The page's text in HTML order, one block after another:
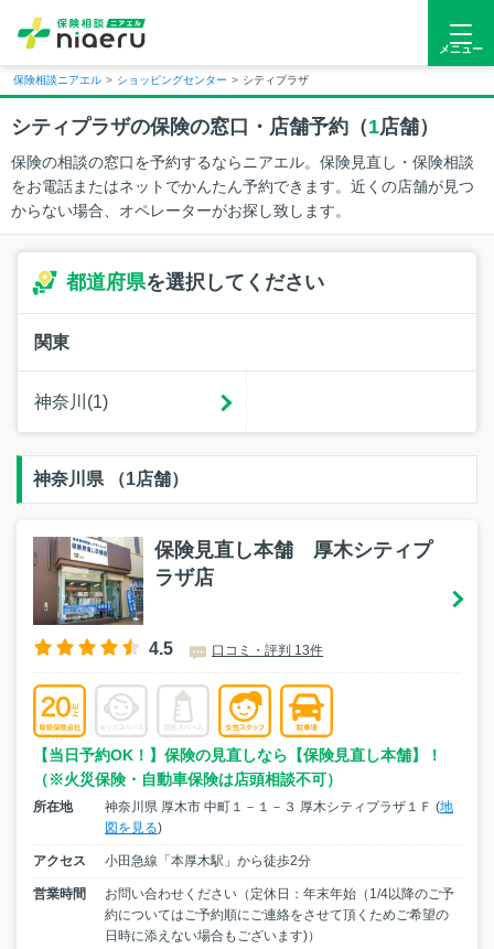
メニュー
保険相談ニアエル > ショッピングセンター > シティプラザ
シティプラザの保険の窓口・店舗予約（1店舗）
保険の相談の窓口を予約するならニアエル。保険見直し・保険相談
をお電話またはネットでかんたん予約できます。近くの店舗が見つ
からない場合、オペレーターがお探し致します。
都道府県を選択してください
関東
神奈川(1)
神奈川県 （1店舗）
保険見直し本舗 厚木シティプ
ラザ店
4.5 口コミ・評判 13件
【当日予約OK！】保険の見直しなら【保険見直し本舗】！
（※火災保険・自動車保険は店頭相談不可）
所在地 神奈川県 厚木市 中町１－１－３ 厚木シティプラザ１Ｆ (地
図を見る)
アクセス 小田急線「本厚木駅」から徒歩2分
営業時間
お問い合わせください（定休日：年末年始（1/4以降のご予
約についてはご予約順にご連絡をさせて頂くためご希望の
日時に添えない場合もございます)）